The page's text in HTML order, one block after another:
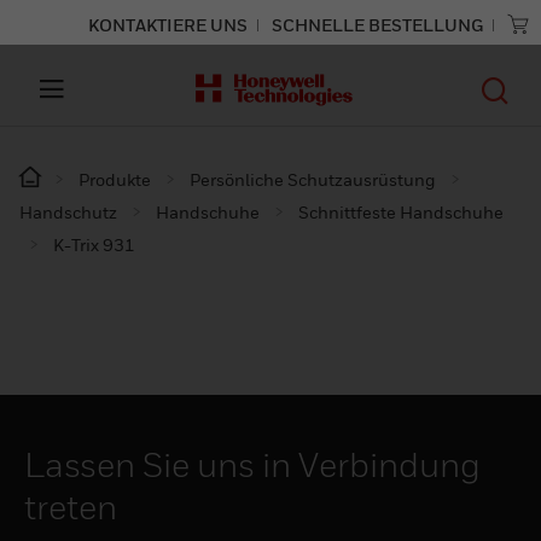
KONTAKTIERE UNS SCHNELLE BESTELLUNG
Produkte
Persönliche Schutzausrüstung
Handschutz
Handschuhe
Schnittfeste Handschuhe
K-Trix 931
Lassen Sie uns in Verbindung
treten